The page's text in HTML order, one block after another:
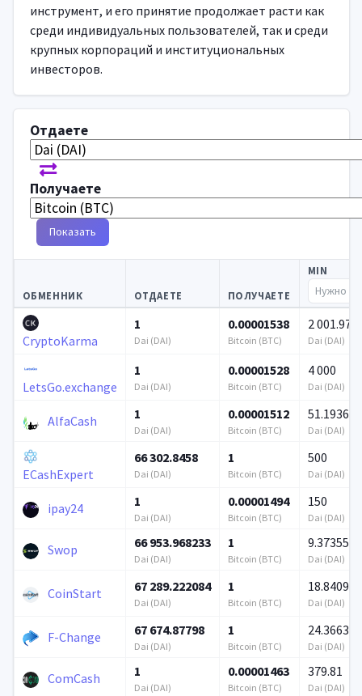
инструмент, и его принятие продолжает расти как
среди индивидуальных пользователей, так и среди
крупных корпораций и институциональных
инвесторов.
Отдаете
Получаете
Показать
ОБМЕННИК ОТДАЕТЕ ПОЛУЧАЕТЕ
MIN
CryptoKarma
1
Dai (DAI)
0.00001538
Bitcoin (BTC)
2 001.976
Dai (DAI)
LetsGo.exchange
1
Dai (DAI)
0.00001528
Bitcoin (BTC)
4 000
Dai (DAI)
AlfaCash 1
Dai (DAI)
0.00001512
Bitcoin (BTC)
51.193626
Dai (DAI)
ECashExpert
66 302.8458
Dai (DAI)
1
Bitcoin (BTC)
500
Dai (DAI)
ipay24 1
Dai (DAI)
0.00001494
Bitcoin (BTC)
150
Dai (DAI)
Swop 66 953.968233
Dai (DAI)
1
Bitcoin (BTC)
9.373556
Dai (DAI)
CoinStart 67 289.222084
Dai (DAI)
1
Bitcoin (BTC)
18.840982
Dai (DAI)
F-Change 67 674.87798
Dai (DAI)
1
Bitcoin (BTC)
24.3663
Dai (DAI)
ComCash 1
Dai (DAI)
0.00001463
Bitcoin (BTC)
379.81
Dai (DAI)